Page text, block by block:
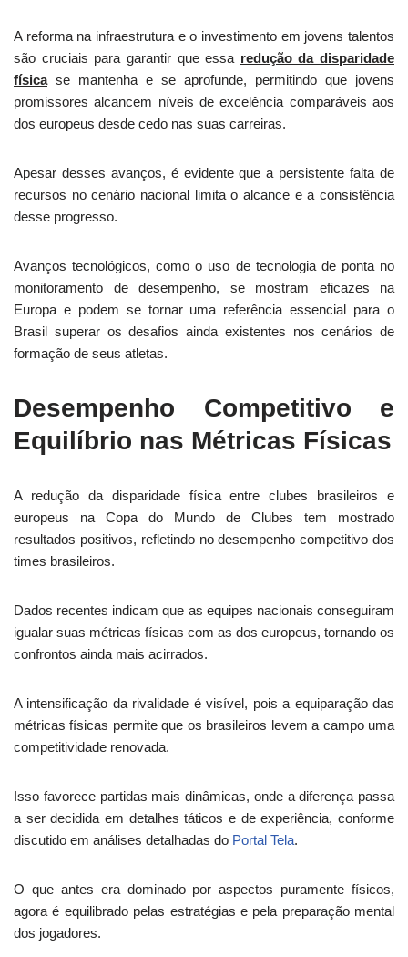
A reforma na infraestrutura e o investimento em jovens talentos
são cruciais para garantir que essa redução da disparidade
físicase mantenha e se aprofunde, permitindo que jovens
promissores alcancem níveis de excelência comparáveis aos
dos europeus desde cedo nas suas carreiras.
Apesar desses avanços, é evidente que a persistente falta de
recursos no cenário nacional limita o alcance e a consistência
desse progresso.
Avanços tecnológicos, como o uso de tecnologia de ponta no
monitoramento de desempenho, se mostram eficazes na
Europa e podem se tornar uma referência essencial para o
Brasil superar os desafios ainda existentes nos cenários de
formação de seus atletas.
Desempenho Competitivo e
Equilíbrio nas Métricas Físicas
A redução da disparidade física entre clubes brasileiros e
europeus na Copa do Mundo de Clubes tem mostrado
resultados positivos, refletindo no desempenho competitivo dos
times brasileiros.
Dados recentes indicam que as equipes nacionais conseguiram
igualar suas métricas físicas com as dos europeus, tornando os
confrontos ainda mais acirrados.
A intensificação da rivalidade é visível, pois a equiparação das
métricas físicas permite que os brasileiros levem a campo uma
competitividade renovada.
Isso favorece partidas mais dinâmicas, onde a diferença passa
a ser decidida em detalhes táticos e de experiência, conforme
discutido em análises detalhadas do Portal Tela.
O que antes era dominado por aspectos puramente físicos,
agora é equilibrado pelas estratégias e pela preparação mental
dos jogadores.